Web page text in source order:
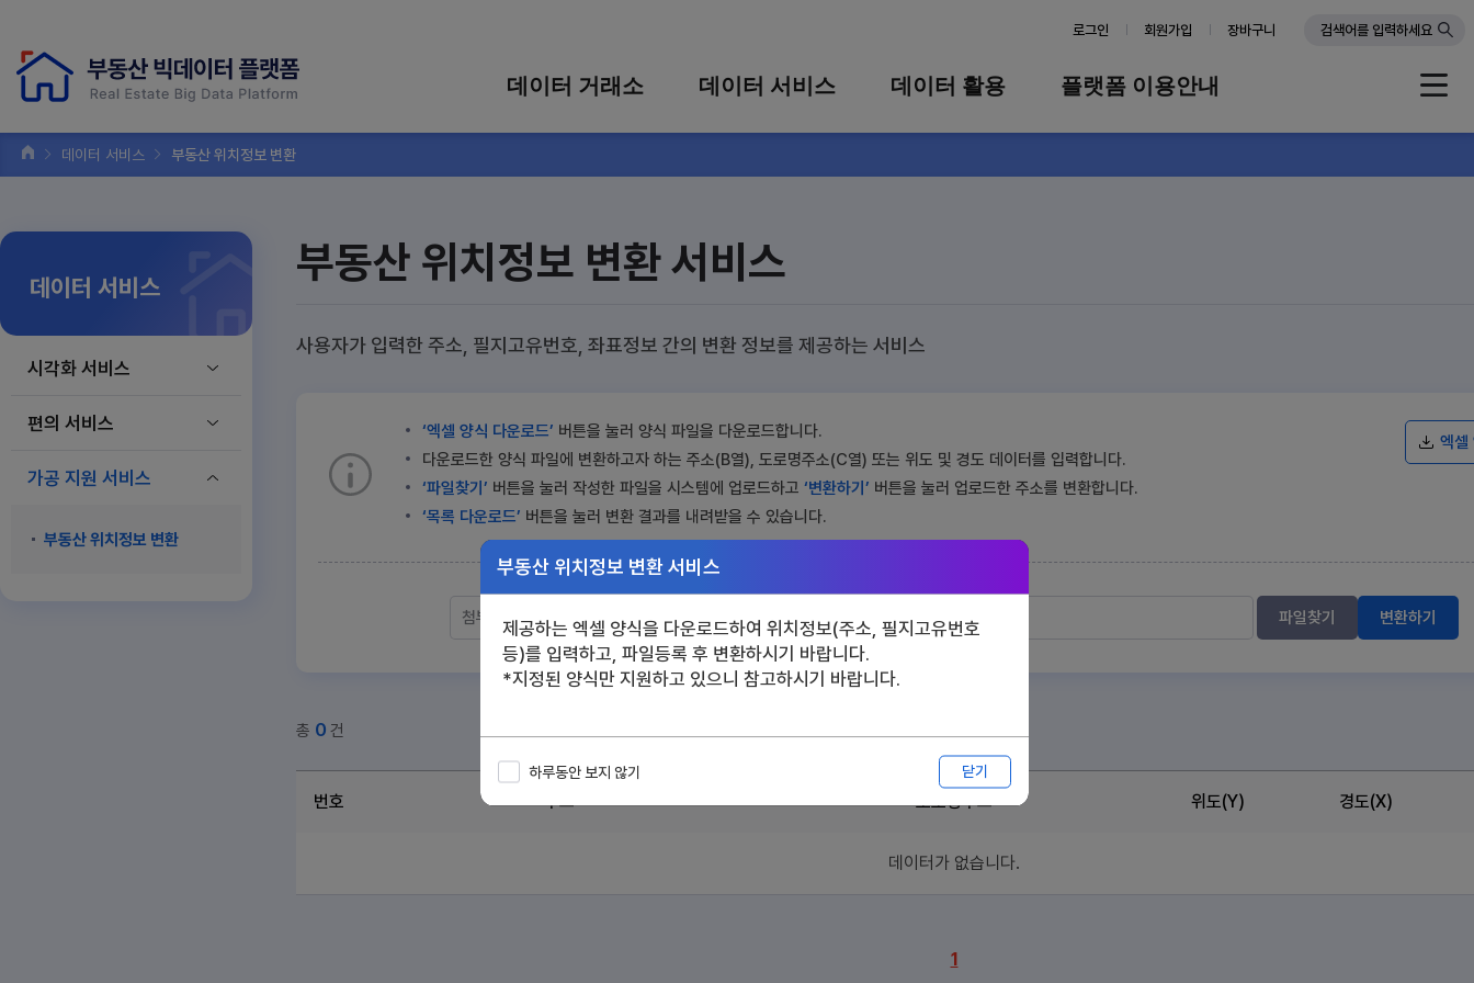
로그인 회원가입 장바구니 검색어를 입력하세요
데이터 거래소
맞춤형 데이터 신청
데이터 서비스
가공 지원 서비스
데이터 활용 플랫폼 이용안내
데이터 서비스 부동산 위치정보 변환
데이터 서비스
시각화 서비스
편의 서비스
가공 지원 서비스
부동산 위치정보 변환
부동산 위치정보 변환 서비스
사용자가 입력한 주소, 필지고유번호, 좌표정보 간의 변환 정보를 제공하는 서비스
‘엑셀 양식 다운로드’ 버튼을 눌러 양식 파일을 다운로드합니다.
다운로드한 양식 파일에 변환하고자 하는 주소(B열), 도로명주소(C열) 또는 위도 및 경도 데이터를 입력합니다.
‘파일찾기’ 버튼을 눌러 작성한 파일을 시스템에 업로드하고 ‘변환하기’ 버튼을 눌러 업로드한 주소를 변환합니다.
‘목록 다운로드’ 버튼을 눌러 변환 결과를 내려받을 수 있습니다.
엑셀
파일찾기 변환하기
총 0 건
번호 주소 도로명주소 위도(Y) 경도(X)
데이터가 없습니다.
1
부동산 위치정보 변환 서비스
제공하는 엑셀 양식을 다운로드하여 위치정보(주소, 필지고유번호
등)를 입력하고, 파일등록 후 변환하시기 바랍니다.
*지정된 양식만 지원하고 있으니 참고하시기 바랍니다.
하루동안 보지 않기 닫기